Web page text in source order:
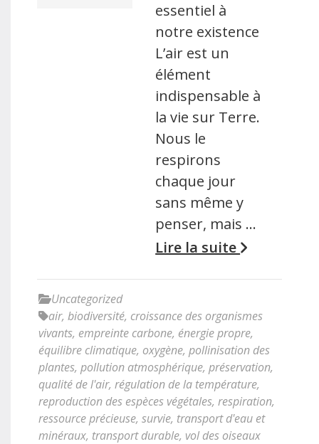
essentiel à
notre existence
L’air est un
élément
indispensable à
la vie sur Terre.
Nous le
respirons
chaque jour
sans même y
penser, mais …
Lire la suite
Uncategorized
air, biodiversité, croissance des organismes
vivants, empreinte carbone, énergie propre,
équilibre climatique, oxygène, pollinisation des
plantes, pollution atmosphérique, préservation,
qualité de l'air, régulation de la température,
reproduction des espèces végétales, respiration,
ressource précieuse, survie, transport d'eau et
minéraux, transport durable, vol des oiseaux